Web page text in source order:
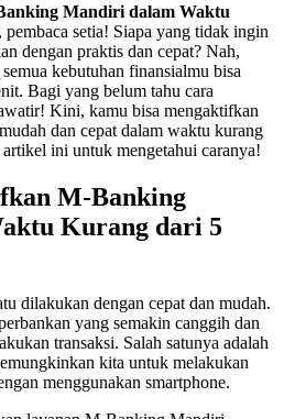
Mandiri dalam Waktu
pembaca setia! Siapa yang tidak ingin
dengan praktis dan cepat? Nah,
kebutuhan finansialmu bisa
Bagi yang belum tahu cara
Kini, kamu bisa mengaktifkan
dan cepat dalam waktu kurang
ini untuk mengetahui caranya!
M-Banking
Kurang dari 5
dilakukan dengan cepat dan mudah.
yang semakin canggih dan
transaksi. Salah satunya adalah
kita untuk melakukan
menggunakan smartphone.